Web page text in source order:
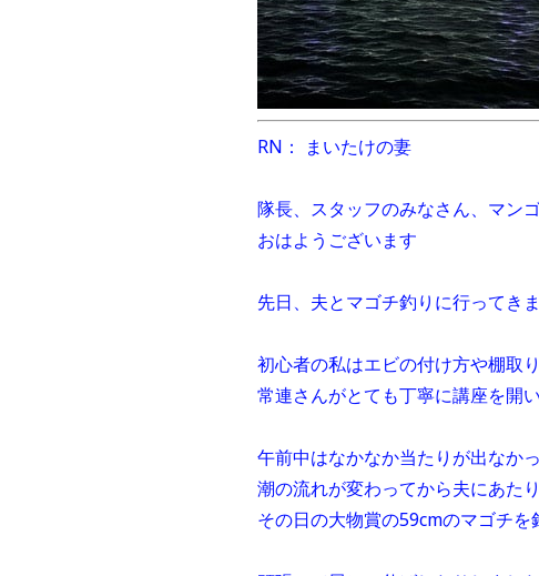
RN： まいたけの妻
隊長、スタッフのみなさん、マン
おはようございます
先日、夫とマゴチ釣りに行ってき
初心者の私はエビの付け方や棚取
常連さんがとても丁寧に講座を開
午前中はなかなか当たりが出なかっ
潮の流れが変わってから夫にあたり
その日の大物賞の59cmのマゴチを